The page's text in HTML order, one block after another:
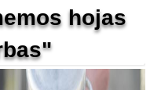
hojas